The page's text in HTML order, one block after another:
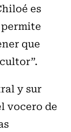
es
que
y sur
vocero de